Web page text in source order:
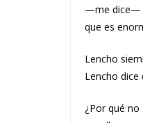
—me dice—
que es
Lencho
Lencho dice
¿Por qué